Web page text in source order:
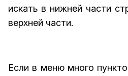
искать в нижней части
верхней части.
Если в меню много